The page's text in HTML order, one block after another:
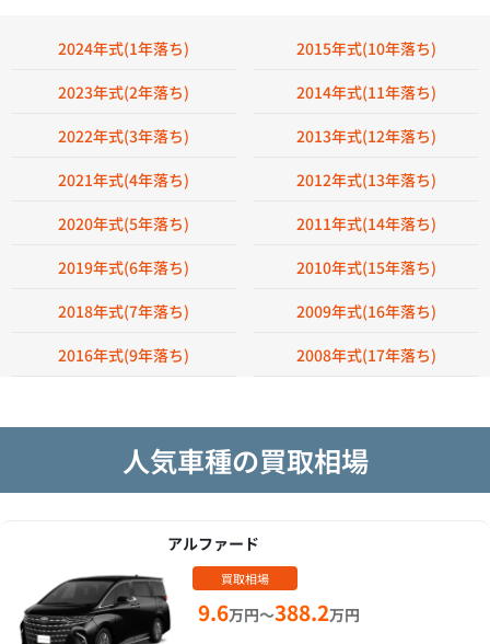
2024年式(1年落ち)
2023年式(2年落ち)
2022年式(3年落ち)
2021年式(4年落ち)
2020年式(5年落ち)
2019年式(6年落ち)
2018年式(7年落ち)
2016年式(9年落ち)
2015年式(10年落ち)
2014年式(11年落ち)
2013年式(12年落ち)
2012年式(13年落ち)
2011年式(14年落ち)
2010年式(15年落ち)
2009年式(16年落ち)
2008年式(17年落ち)
人気車種の買取相場
アルファード
買取相場
9.6万円～388.2万円